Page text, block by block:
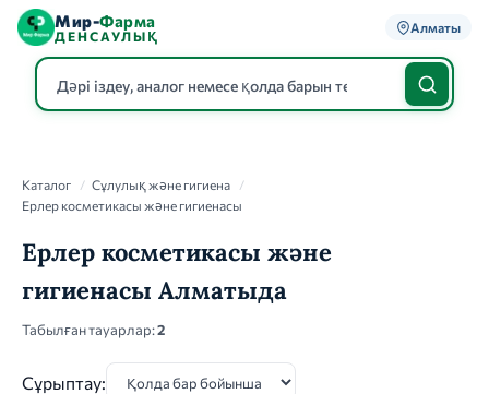
Мир-Фарма
ДЕНСАУЛЫҚ
Алматы
Каталог / Сұлулық және гигиена
/
Ерлер косметикасы және гигиенасы
Ерлер косметикасы және
гигиенасы Алматыда
Табылған тауарлар:2
Сұрыптау: